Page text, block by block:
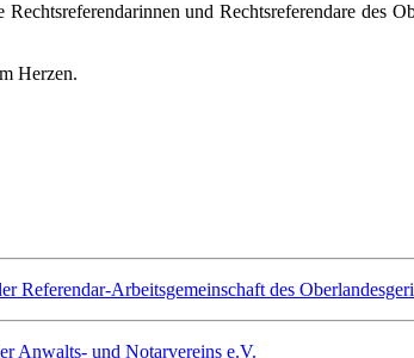
Rechtsreferendarinnen und Rechtsreferendare
Herzen.
Referendar-Arbeitsgemeinschaft des
Anwalts- und Notarvereins e.V.